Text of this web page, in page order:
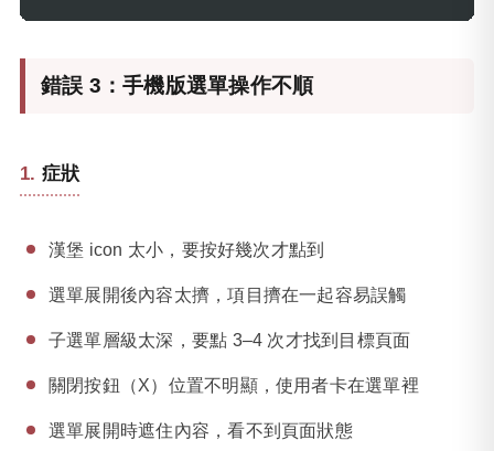
錯誤 3：手機版選單操作不順
症狀
漢堡 icon 太小，要按好幾次才點到
選單展開後內容太擠，項目擠在一起容易誤觸
子選單層級太深，要點 3–4 次才找到目標頁面
關閉按鈕（X）位置不明顯，使用者卡在選單裡
選單展開時遮住內容，看不到頁面狀態